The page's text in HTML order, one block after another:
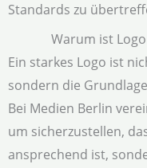
Standards zu
Warum ist
Ein starkes Logo ist
sondern die
Bei Medien Berlin
um sicherzustellen,
ansprechend ist,